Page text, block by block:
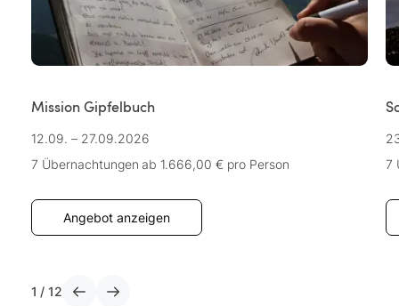
Mission Gipfelbuch
12.09. – 27.09.2026
7 Übernachtungen ab 1.666,00 € pro Person
Angebot anzeigen
7
1 / 12